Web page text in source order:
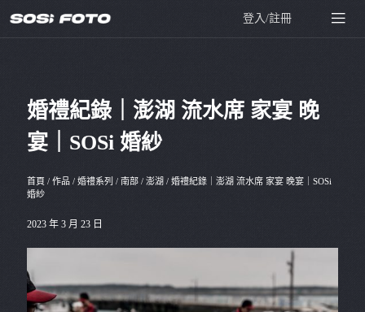
登入/註冊
婚禮紀錄｜澎湖 流水席 家宴 晚
宴｜SOSi 婚紗
首頁 / 作品 / 婚禮系列 / 南部 / 澎湖 / 婚禮紀錄｜澎湖 流水席 家宴 晚宴｜SOSi
婚紗
2023 年 3 月 23 日